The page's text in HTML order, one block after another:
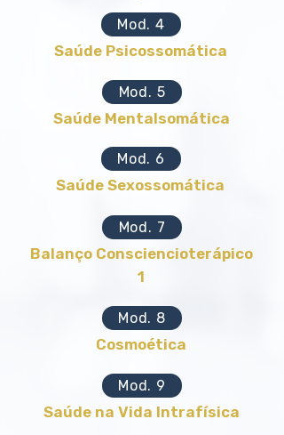
Mod. 4
Saúde Psicossomática
Mod. 5
Saúde Mentalsomática
Mod. 6
Saúde Sexossomática
Mod. 7
Balanço Consciencioterápico
1
Mod. 8
Cosmoética
Mod. 9
Saúde na Vida Intrafísica